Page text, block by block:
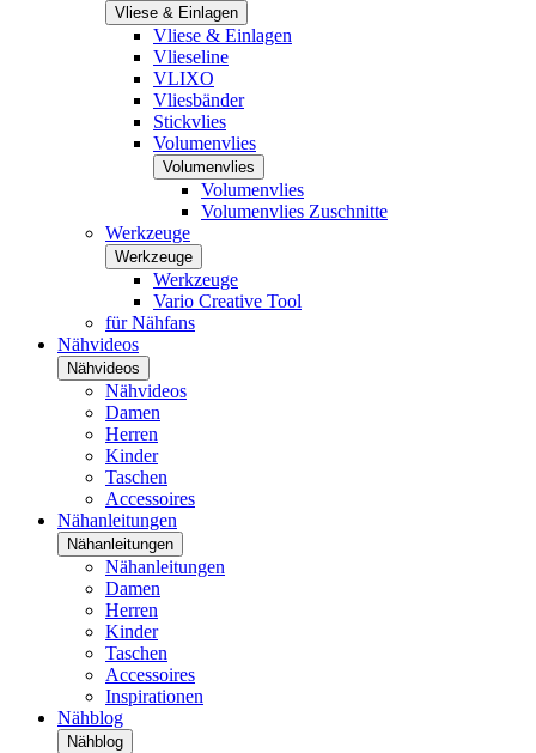
Vliese & Einlagen
Vliese & Einlagen
Vlieseline
VLIXO
Vliesbänder
Stickvlies
Volumenvlies
Volumenvlies
Volumenvlies
Volumenvlies Zuschnitte
Werkzeuge
Werkzeuge
Werkzeuge
Vario Creative Tool
für Nähfans
Nähvideos
Nähvideos
Nähvideos
Damen
Herren
Kinder
Taschen
Accessoires
Nähanleitungen
Nähanleitungen
Nähanleitungen
Damen
Herren
Kinder
Taschen
Accessoires
Inspirationen
Nähblog
Nähblog